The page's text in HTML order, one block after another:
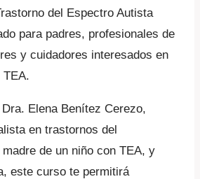
del Espectro Autista
para padres, profesionales de
y cuidadores interesados en
TEA.
Elena Benítez Cerezo,
en trastornos del
de un niño con TEA, y
este curso te permitirá